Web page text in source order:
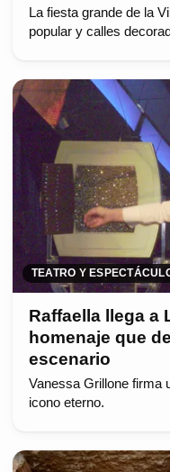
La fiesta grande de la
popular y calles
TEATRO Y
Raffaella llega a
homenaje que
escenario
Vanessa Grillone firma
icono eterno.